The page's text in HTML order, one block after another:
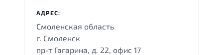
АДРЕС:
Смоленская область
г. Смоленск
пр-т Гагарина, д. 22, офис 17